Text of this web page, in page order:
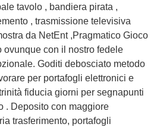
tavolo , bandiera pirata ,
, trasmissione televisiva
da NetEnt ,Pragmatico Gioco
ovunque con il nostro fedele
Goditi debosciato metodo
per portafogli elettronici e
fiducia giorni per segnapunti
. Deposito con maggiore
trasferimento, portafogli